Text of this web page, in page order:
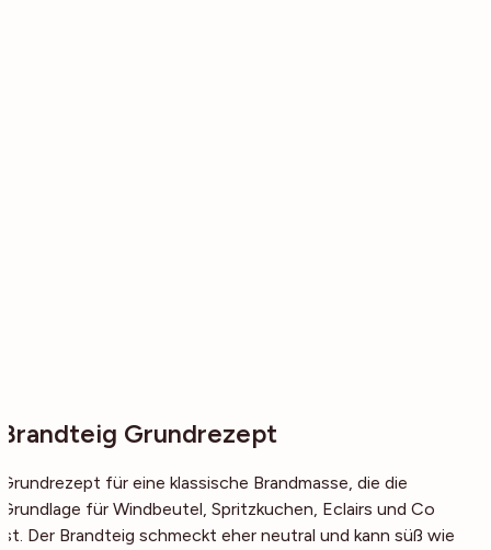
Brandteig Grundrezept
Grundrezept für eine klassische Brandmasse, die die
Grundlage für Windbeutel, Spritzkuchen, Eclairs und Co
ist. Der Brandteig schmeckt eher neutral und kann süß wie